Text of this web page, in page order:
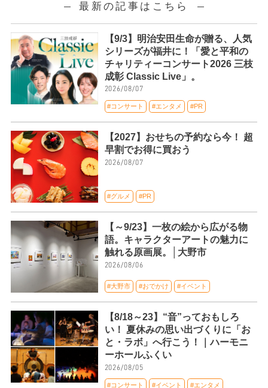
最新の記事はこちら
【9/3】明治安田生命が贈る、人気
シリーズが福井に！「愛と平和の
チャリティーコンサート2026 三枝
成彰 Classic Live」。
2026/08/07
#コンサート #エンタメ #PR
【2027】おせちの予約なら今！ 超
早割でお得に買おう
2026/08/07
#グルメ #PR
【～9/23】一枚の絵から広がる物
語。キャラクターアートの魅力に
触れる原画展。│大野市
2026/08/06
#大野市 #おでかけ #イベント
【8/18～23】“音”っておもしろ
い！ 夏休みの思い出づくりに「お
と・ラボ」へ行こう！｜ハーモニ
ーホールふくい
2026/08/05
#コンサート #イベント #エンタメ